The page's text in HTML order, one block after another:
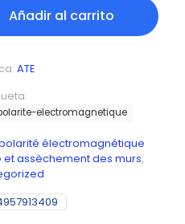
Añadir al carrito
électromagnétique
et assèchement des murs,
electromagnetique
ATE